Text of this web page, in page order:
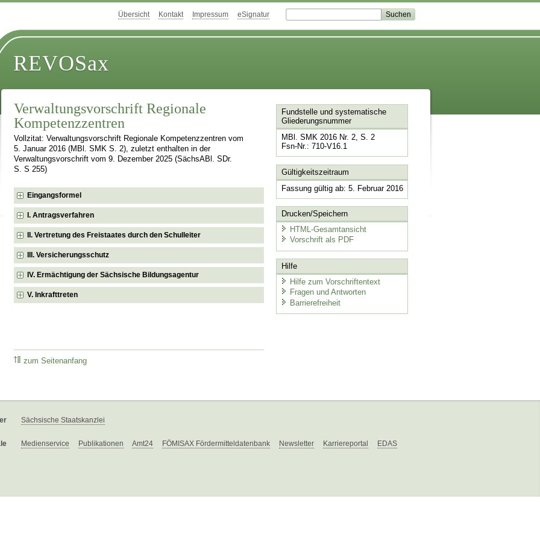
Übersicht Kontakt Impressum eSignatur
REVOSax
Verwaltungsvorschrift Regionale
Kompetenzzentren
Vollzitat: Verwaltungsvorschrift Regionale Kompetenzzentren vom
5. Januar 2016 (MBl. SMK S. 2), zuletzt enthalten in der
Verwaltungsvorschrift vom 9. Dezember 2025 (SächsABl. SDr.
S. S 255)
Eingangsformel
I. Antragsverfahren
II. Vertretung des Freistaates durch den Schulleiter
III. Versicherungsschutz
IV. Ermächtigung der Sächsische Bildungsagentur
V. Inkrafttreten
zum Seitenanfang
Fundstelle und systematische
Gliederungsnummer
MBl. SMK 2016 Nr. 2, S. 2
Fsn-Nr.: 710-V16.1
Gültigkeitszeitraum
Fassung gültig ab: 5. Februar 2016
Drucken/Speichern
HTML-Gesamtansicht
Vorschrift als PDF
Hilfe
Hilfe zum Vorschriftentext
Fragen und Antworten
Barrierefreiheit
Sächsische Staatskanzlei
Medienservice Publikationen Amt24 FÖMISAX Fördermitteldatenbank Newsletter Karriereportal EDAS